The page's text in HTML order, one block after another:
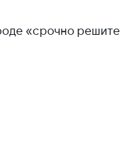
«срочно решите